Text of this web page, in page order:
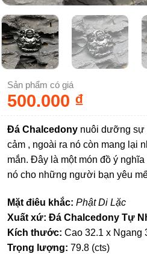
Sản phẩm có giá
500.000 ₫
Đá Chalcedony nuôi dưỡng sự
cảm , ngoài ra nó còn mang lại
mắn. Đây là một món đồ ý
nó cho những người bạn yêu
Mặt điêu khắc: Phật Di Lặc
Xuất xứ: Đá Chalcedony Tự
Kích thước: Cao 32.1 x Ngang
Trọng lượng: 79.8 (cts)